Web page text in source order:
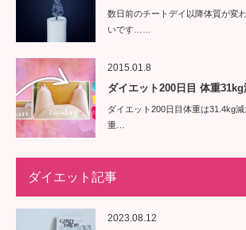
数日前のチートデイ以降体質が変
いです……
2015.01.8
ダイエット200日目 体重31kg
ダイエット200日目体重は31.4kg
重…
ダイエット記事
2023.08.12